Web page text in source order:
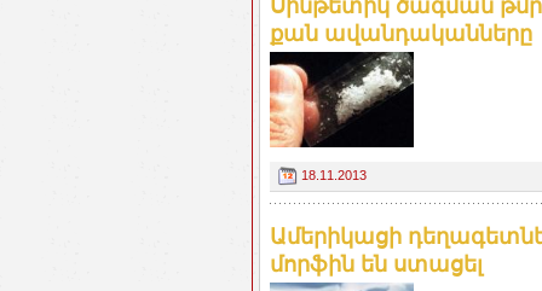
Սինթետիկ ծագման
քան ավանդականները
18.11.2013
Ամերիկացի
մորֆին են ստացել